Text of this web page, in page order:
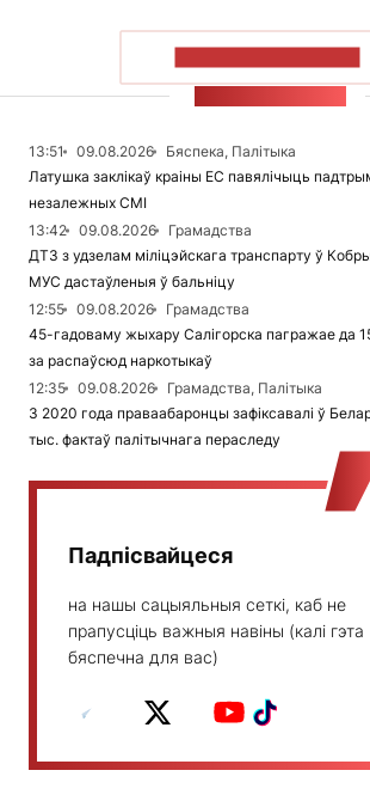
13:51 09.08.2026
Бяспека, Палітыка
Латушка заклікаў краіны ЕС павялічыць
незалежных СМІ
13:42
09.08.2026
Грамадства
ДТЗ з удзелам міліцэйскага транспарту ў
МУС дастаўленыя ў бальніцу
12:55
09.08.2026
Грамадства
45-гадоваму жыхару Салігорска пагражае да
за распаўсюд наркотыкаў
12:35
09.08.2026
Грамадства, Палітыка
З 2020 года праваабаронцы зафіксавалі ў
тыс. фактаў палітычнага пераследу
Падпісвайцеся
на нашы сацыяльныя сеткі, каб не
прапусціць важныя навіны (калі гэта
бяспечна для вас)